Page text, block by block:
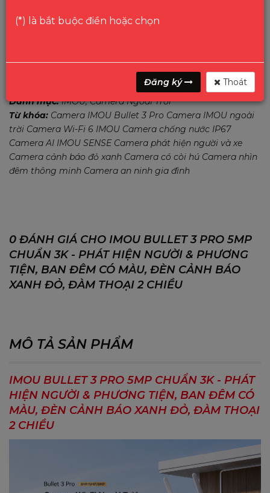
Mua Ngay
Danh mục: IMOU Camera Ngoài Trời
Từ khóa: Camera IMOU Bullet 3 Pro Camera IMOU ngoài
trời Camera Wi-Fi 6 IMOU Camera chống nước IP67
Camera AI IMOU SENSE Camera phát hiện người và xe
Camera cảnh báo đỏ xanh Camera có còi hú Camera nhìn
đêm thông minh Camera an ninh gia đình
0 ĐÁNH GIÁ CHO IMOU BULLET 3 PRO 5MP
CHUẨN 3K - PHÁT HIỆN NGƯỜI & PHƯƠNG
TIỆN, BAN ĐÊM CÓ MÀU, ĐÈN CẢNH BÁO
XANH ĐỎ, ĐÀM THOẠI 2 CHIỀU
MÔ TẢ SẢN PHẨM
IMOU BULLET 3 PRO 5MP CHUẨN 3K - PHÁT
HIỆN NGƯỜI & PHƯƠNG TIỆN, BAN ĐÊM CÓ
MÀU, ĐÈN CẢNH BÁO XANH ĐỎ, ĐÀM THOẠI
2 CHIỀU
(*) là bắt buộc điền hoặc chọn
Đăng ký Thoát